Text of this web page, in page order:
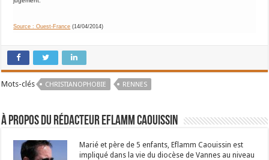
Source : Ouest-France (14/04/2014)
Mots-clés CHRISTIANOPHOBIE RENNES
À propos du rédacteur Eflamm Caouissin
Marié et père de 5 enfants, Eflamm Caouissin est
impliqué dans la vie du diocèse de Vannes au niveau